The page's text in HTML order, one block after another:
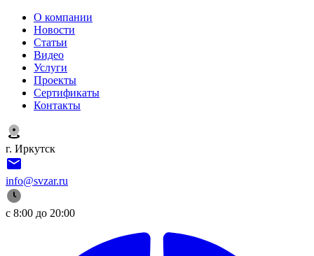
О компании
Новости
Статьи
Видео
Услуги
Проекты
Сертификаты
Контакты
г. Иркутск
info@svzar.ru
с 8:00 до 20:00